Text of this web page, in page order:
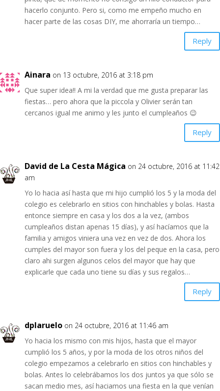
hacerlo conjunto. Pero si, como me empeño mucho en
hacer parte de las cosas DIY, me ahorraría un tiempo…
Reply
Ainara on 13 octubre, 2016 at 3:18 pm
Que super idea!! A mi la verdad que me gusta preparar las
fiestas… pero ahora que la piccola y Olivier serán tan
cercanos igual me animo y les junto el cumpleaños 😉
Reply
David de La Cesta Mágica on 24 octubre, 2016 at 11:42
am
Yo lo hacia así hasta que mi hijo cumplió los 5 y la moda del
colegio es celebrarlo en sitios con hinchables y bolas. Hasta
entonce siempre en casa y los dos a la vez, (ambos
cumpleaños distan apenas 15 días), y así hacíamos que la
familia y amigos viniera una vez en vez de dos. Ahora los
cumples del mayor son fuera y los del peque en la casa, pero
claro ahi surgen algunos celos del mayor que hay que
explicarle que cada uno tiene su días y sus regalos…
Reply
dplaruelo on 24 octubre, 2016 at 11:46 am
Yo hacia los mismo con mis hijos, hasta que el mayor
cumplió los 5 años, y por la moda de los otros niños del
colegio empezamos a celebrarlo en sitios con hinchables y
bolas. Antes lo celebrábamos los dos juntos ya que sólo se
sacan medio mes, así haciamos una fiesta en la que venían